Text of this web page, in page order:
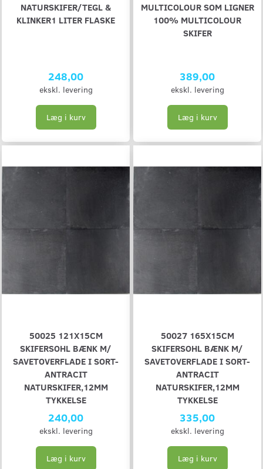
NATURSKIFER/TEGL &
KLINKER1 LITER FLASKE
248,00
ekskl. levering
Læg i kurv
MULTICOLOUR SOM LIGNER
100% MULTICOLOUR
SKIFER
389,00
ekskl. levering
Læg i kurv
50025 121X15CM
SKIFERSOHL BÆNK M/
SAVETOVERFLADE I SORT-
ANTRACIT
NATURSKIFER,12MM
TYKKELSE
240,00
ekskl. levering
Læg i kurv
50027 165X15CM
SKIFERSOHL BÆNK M/
SAVETOVERFLADE I SORT-
ANTRACIT
NATURSKIFER,12MM
TYKKELSE
335,00
ekskl. levering
Læg i kurv